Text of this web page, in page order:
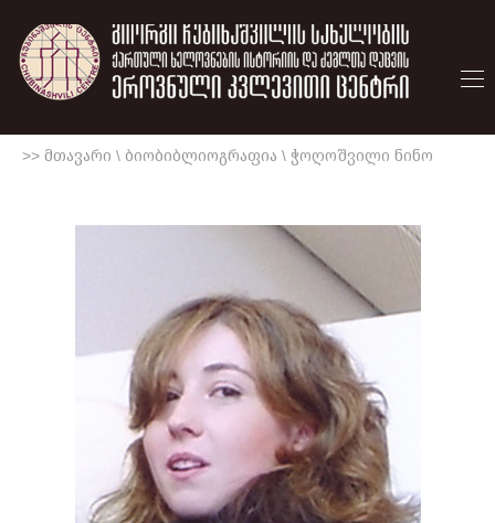
>> მთავარი \ ბიობიბლიოგრაფია \ ჭოღოშვილი ნინო